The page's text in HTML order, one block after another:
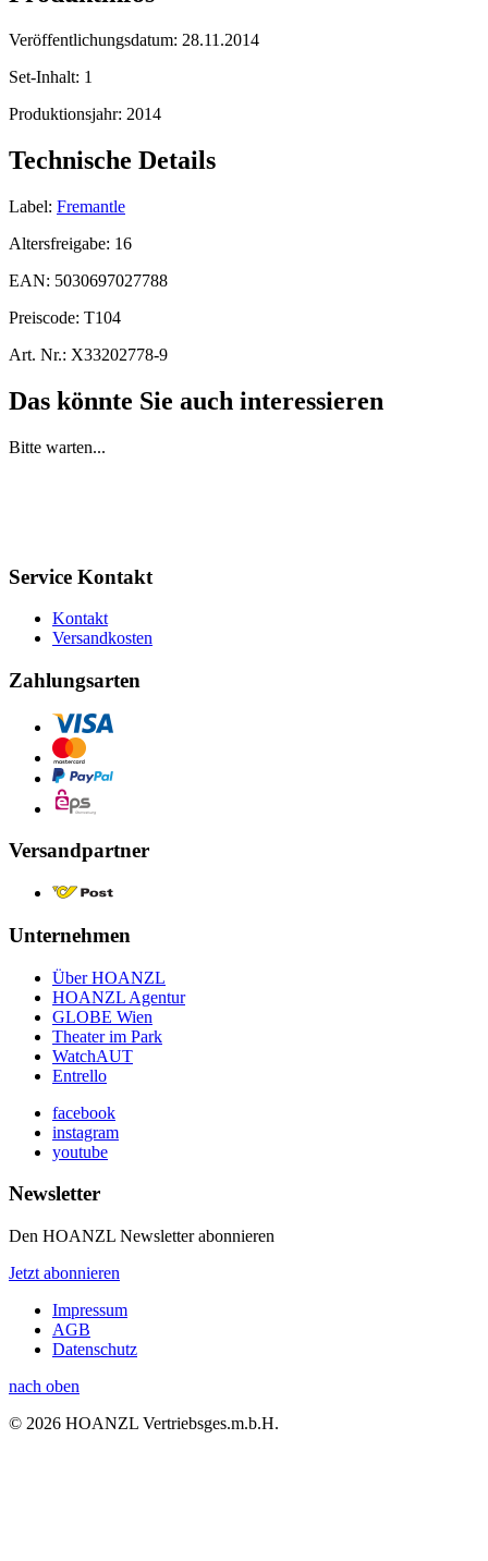
Veröffentlichungsdatum: 28.11.2014
Set-Inhalt: 1
Produktionsjahr: 2014
Technische Details
Label: Fremantle
Altersfreigabe: 16
EAN: 5030697027788
Preiscode: T104
Art. Nr.: X33202778-9
Das könnte Sie auch interessieren
Bitte warten...
Service Kontakt
Kontakt
Versandkosten
Zahlungsarten
Versandpartner
Unternehmen
Über HOANZL
HOANZL Agentur
GLOBE Wien
Theater im Park
WatchAUT
Entrello
facebook
instagram
youtube
Newsletter
Den HOANZL Newsletter abonnieren
Jetzt abonnieren
Impressum
AGB
Datenschutz
nach oben
© 2026 HOANZL Vertriebsges.m.b.H.